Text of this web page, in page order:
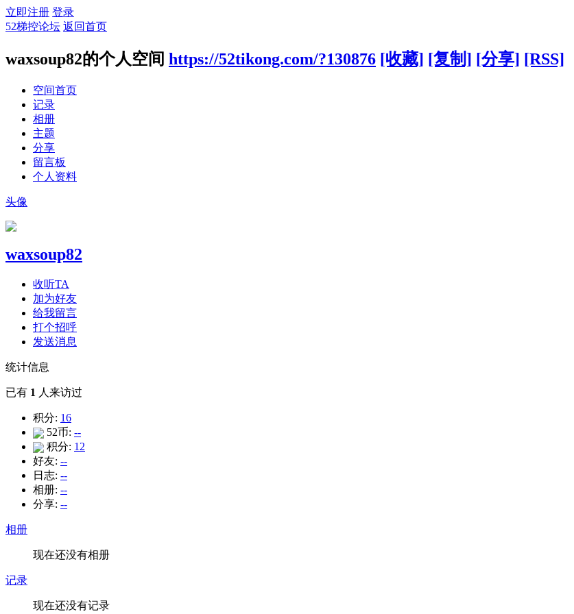
立即注册 登录
52梯控论坛 返回首页
waxsoup82的个人空间 https://52tikong.com/?130876 [收藏] [复制] [分享] [RSS]
空间首页
记录
相册
主题
分享
留言板
个人资料
头像
waxsoup82
收听TA
加为好友
给我留言
打个招呼
发送消息
统计信息
已有 1 人来访过
积分: 16
52币: --
积分: 12
好友: --
日志: --
相册: --
分享: --
相册
现在还没有相册
记录
现在还没有记录